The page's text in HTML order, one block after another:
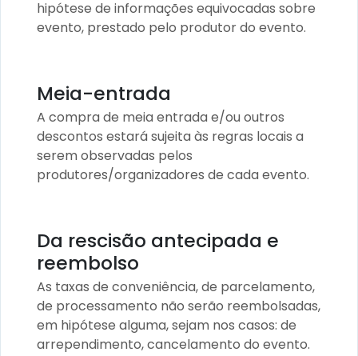
hipótese de informações equivocadas sobre
evento, prestado pelo produtor do evento.
Meia-entrada
A compra de meia entrada e/ou outros
descontos estará sujeita às regras locais a
serem observadas pelos
produtores/organizadores de cada evento.
Da rescisão antecipada e
reembolso
As taxas de conveniência, de parcelamento,
de processamento não serão reembolsadas,
em hipótese alguma, sejam nos casos: de
arrependimento, cancelamento do evento.